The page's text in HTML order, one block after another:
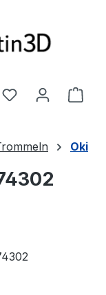
Du hast 0
Oki